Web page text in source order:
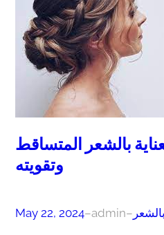
بالشعر المتساقط
وتقويته
May 22, 2024–admin–